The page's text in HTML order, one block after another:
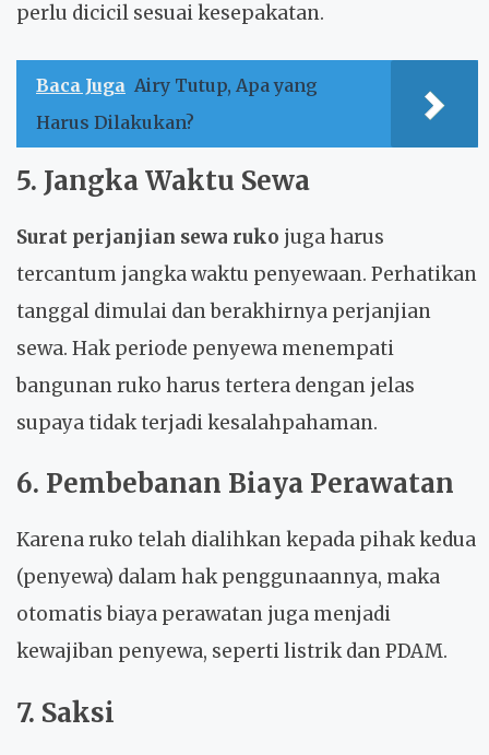
perlu dicicil sesuai kesepakatan.
Baca Juga Airy Tutup, Apa yang
Harus Dilakukan?
5. Jangka Waktu Sewa
Surat perjanjian sewa ruko juga harus
tercantum jangka waktu penyewaan. Perhatikan
tanggal dimulai dan berakhirnya perjanjian
sewa. Hak periode penyewa menempati
bangunan ruko harus tertera dengan jelas
supaya tidak terjadi kesalahpahaman.
6. Pembebanan Biaya Perawatan
Karena ruko telah dialihkan kepada pihak kedua
(penyewa) dalam hak penggunaannya, maka
otomatis biaya perawatan juga menjadi
kewajiban penyewa, seperti listrik dan PDAM.
7. Saksi